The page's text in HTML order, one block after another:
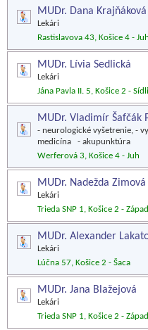
MUDr. Dana Krajňáková
Lekári
Rastislavova 43, Košice 4 - Juh
MUDr. Lívia Sedlická
Lekári
Jána Pavla II. 5, Košice 2 -
MUDr. Vladimír Šafčák
- neurologické vyšetrenie, -
medicína - akupunktúra
Werferová 3, Košice 4 - Juh
MUDr. Nadežda Zimová
Lekári
Trieda SNP 1, Košice 2 - Západ
MUDr. Alexander
Lekári
Lúčna 57, Košice 2 - Šaca
MUDr. Jana Blažejová
Lekári
Trieda SNP 1, Košice 2 - Západ